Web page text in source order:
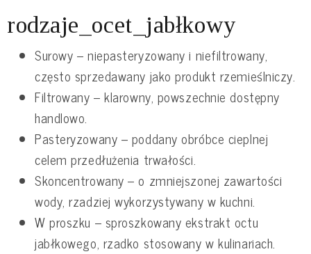
rodzaje_ocet_jabłkowy
Surowy – niepasteryzowany i niefiltrowany,
często sprzedawany jako produkt rzemieślniczy.
Filtrowany – klarowny, powszechnie dostępny
handlowo.
Pasteryzowany – poddany obróbce cieplnej
celem przedłużenia trwałości.
Skoncentrowany – o zmniejszonej zawartości
wody, rzadziej wykorzystywany w kuchni.
W proszku – sproszkowany ekstrakt octu
jabłkowego, rzadko stosowany w kulinariach.